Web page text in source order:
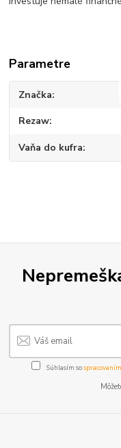
Parametre
Značka
Rezaw
Vaňa do kufra
Súhlasím so